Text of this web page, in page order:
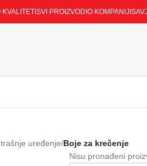
SVI PROIZVODI O KOMPANIJI
uređenje/Boje za krečenje
Nisu pronađeni